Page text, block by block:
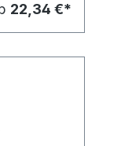
- Zur
mit
Typ :
22,34 €*